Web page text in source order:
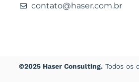
contato@haser.com.br
©2025 Haser Consulting. Todos os